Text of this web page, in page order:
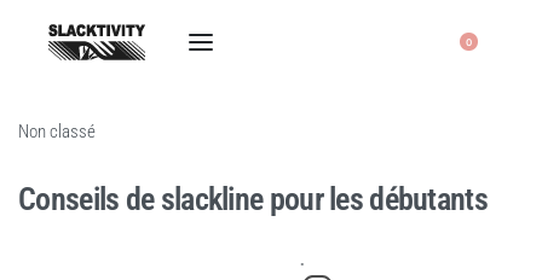
0
Non classé
Conseils de slackline pour les débutants